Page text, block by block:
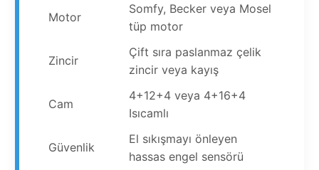
Motor
Somfy, Becker veya Mosel
tüp motor
Zincir
Çift sıra paslanmaz çelik
zincir veya kayış
Cam
4+12+4 veya 4+16+4
Isıcamlı
Güvenlik
El sıkışmayı önleyen
hassas engel sensörü